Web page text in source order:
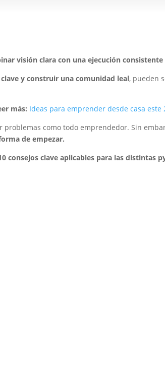
visión clara con una ejecución
y construir una comunidad leal, pueden
más: Ideas para emprender desde casa este
como todo emprendedor. Sin
de empezar.
consejos clave aplicables para las distintas